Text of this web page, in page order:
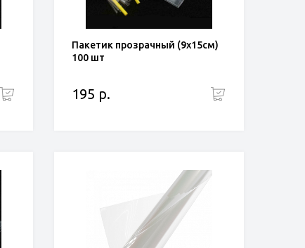
Пакетик прозрачный (9х15см)
100 шт
195 р.